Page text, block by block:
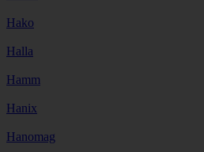
Hako
Halla
Hamm
Hanix
Hanomag